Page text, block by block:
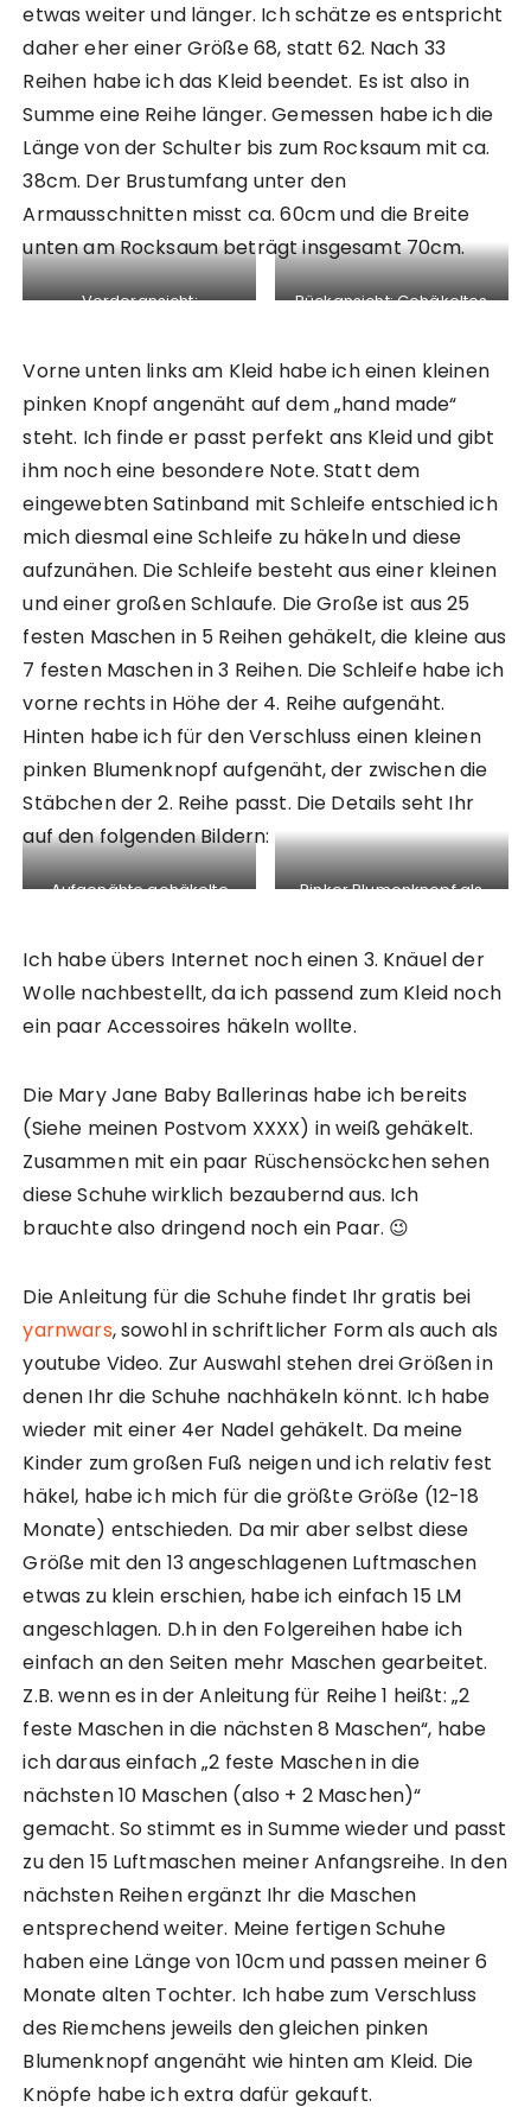
etwas weiter und länger. Ich schätze es entspricht
daher eher einer Größe 68, statt 62. Nach 33
Reihen habe ich das Kleid beendet. Es ist also in
Summe eine Reihe länger. Gemessen habe ich die
Länge von der Schulter bis zum Rocksaum mit ca.
38cm. Der Brustumfang unter den
Armausschnitten misst ca. 60cm und die Breite
unten am Rocksaum beträgt insgesamt 70cm.
Vorderansicht:
Rückansicht: Gehäkeltes
Vorne unten links am Kleid habe ich einen kleinen
pinken Knopf angenäht auf dem „hand made“
steht. Ich finde er passt perfekt ans Kleid und gibt
ihm noch eine besondere Note. Statt dem
eingewebten Satinband mit Schleife entschied ich
mich diesmal eine Schleife zu häkeln und diese
aufzunähen. Die Schleife besteht aus einer kleinen
und einer großen Schlaufe. Die Große ist aus 25
festen Maschen in 5 Reihen gehäkelt, die kleine aus
7 festen Maschen in 3 Reihen. Die Schleife habe ich
vorne rechts in Höhe der 4. Reihe aufgenäht.
Hinten habe ich für den Verschluss einen kleinen
pinken Blumenknopf aufgenäht, der zwischen die
Stäbchen der 2. Reihe passt. Die Details seht Ihr
auf den folgenden Bildern:
Aufgenähte gehäkelte
Pinker Blumenknopf als
Ich habe übers Internet noch einen 3. Knäuel der
Wolle nachbestellt, da ich passend zum Kleid noch
ein paar Accessoires häkeln wollte.
Die Mary Jane Baby Ballerinas habe ich bereits
(Siehe meinen Postvom XXXX) in weiß gehäkelt.
Zusammen mit ein paar Rüschensöckchen sehen
diese Schuhe wirklich bezaubernd aus. Ich
brauchte also dringend noch ein Paar. 😉
Die Anleitung für die Schuhe findet Ihr gratis bei
yarnwars, sowohl in schriftlicher Form als auch als
youtube Video. Zur Auswahl stehen drei Größen in
denen Ihr die Schuhe nachhäkeln könnt. Ich habe
wieder mit einer 4er Nadel gehäkelt. Da meine
Kinder zum großen Fuß neigen und ich relativ fest
häkel, habe ich mich für die größte Größe (12-18
Monate) entschieden. Da mir aber selbst diese
Größe mit den 13 angeschlagenen Luftmaschen
etwas zu klein erschien, habe ich einfach 15 LM
angeschlagen. D.h in den Folgereihen habe ich
einfach an den Seiten mehr Maschen gearbeitet.
Z.B. wenn es in der Anleitung für Reihe 1 heißt: „2
feste Maschen in die nächsten 8 Maschen“, habe
ich daraus einfach „2 feste Maschen in die
nächsten 10 Maschen (also + 2 Maschen)“
gemacht. So stimmt es in Summe wieder und passt
zu den 15 Luftmaschen meiner Anfangsreihe. In den
nächsten Reihen ergänzt Ihr die Maschen
entsprechend weiter. Meine fertigen Schuhe
haben eine Länge von 10cm und passen meiner 6
Monate alten Tochter. Ich habe zum Verschluss
des Riemchens jeweils den gleichen pinken
Blumenknopf angenäht wie hinten am Kleid. Die
Knöpfe habe ich extra dafür gekauft.